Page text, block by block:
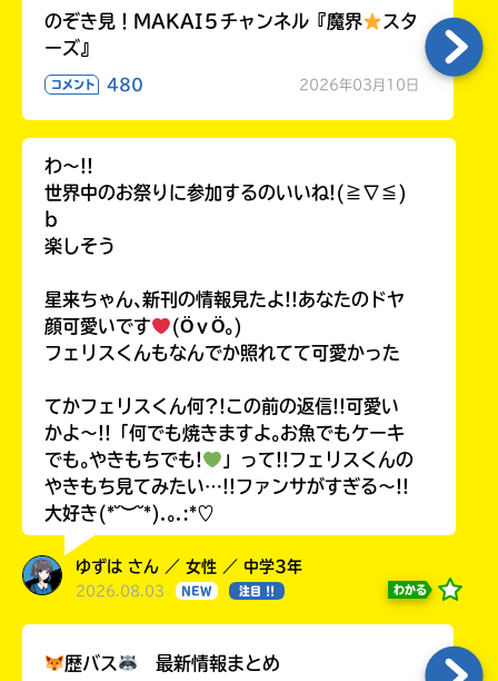
のぞき見！MAKAI５チャンネル『魔界
スタ
ーズ』
コメント 480 2026年03月10日
わ〜!!
世界中のお祭りに参加するのいいね!(≧∇≦)
b
楽しそう
星来ちゃん､新刊の情報見たよ!!あなたのドヤ
顔可愛いです
(ӦｖӦ｡)
フェリスくんもなんでか照れてて可愛かった
てかフェリスくん何?!この前の返信!!可愛い
かよ〜!!「何でも焼きますよ｡お魚でもケーキ
でも｡やきもちでも!
」って!!フェリスくんの
やきもち見てみたい…!!ファンサがすぎる〜!!
大好き(*˘︶˘*).｡.:*♡
ゆずは さん ／ 女性 ／ 中学3年
2026.08.03 NEW 注目 !! わかる
歴バス 最新情報まとめ